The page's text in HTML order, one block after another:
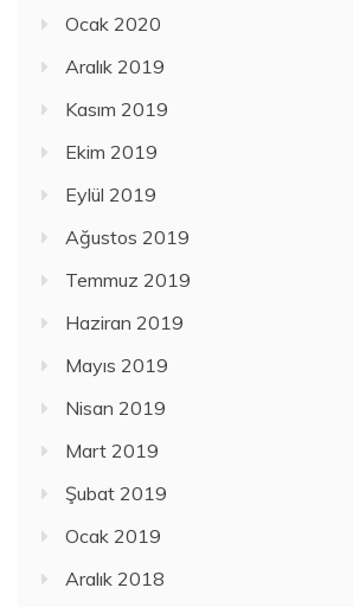
Ocak 2020
Aralık 2019
Kasım 2019
Ekim 2019
Eylül 2019
Ağustos 2019
Temmuz 2019
Haziran 2019
Mayıs 2019
Nisan 2019
Mart 2019
Şubat 2019
Ocak 2019
Aralık 2018